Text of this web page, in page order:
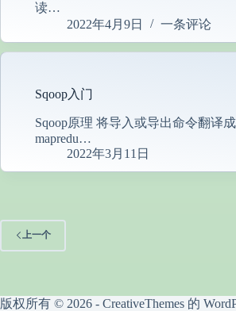
读…
2022年4月9日
一条评论
Sqoop入门
Sqoop原理 将导入或导出命令翻译成
mapredu…
2022年3月11日
上一个
版权所有 © 2026 - CreativeThemes 的